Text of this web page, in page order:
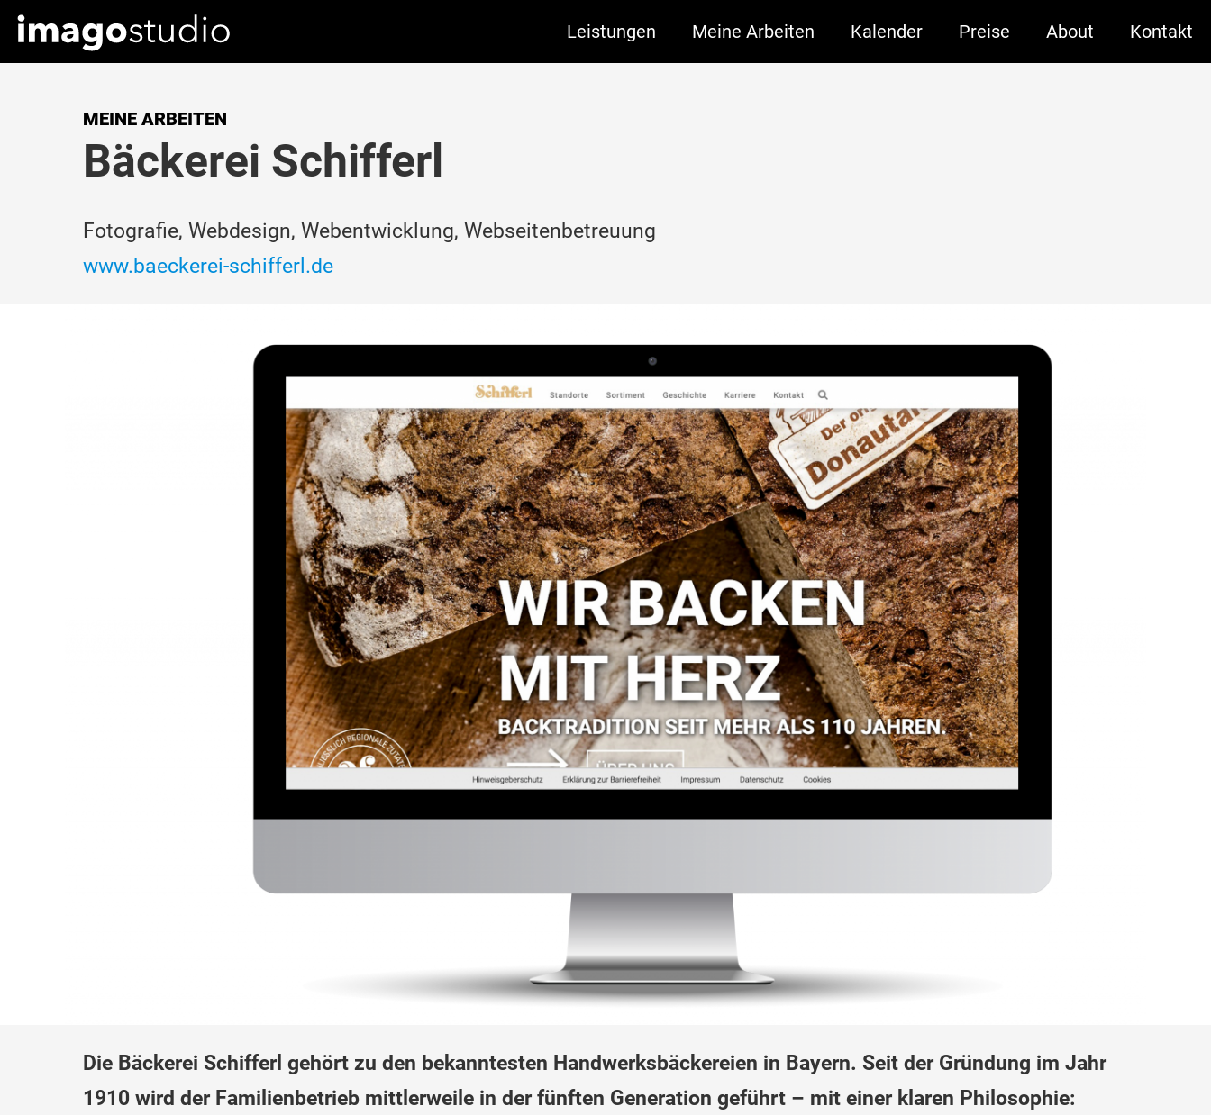
Leistungen Meine Arbeiten Kalender Preise About Kontakt
MEINE ARBEITEN
Bäckerei Schifferl
Fotografie, Webdesign, Webentwicklung, Webseitenbetreuung
www.baeckerei-schifferl.de
Die Bäckerei Schifferl gehört zu den bekanntesten Handwerksbäckereien in Bayern. Seit der Gründung im Jahr
1910 wird der Familienbetrieb mittlerweile in der fünften Generation geführt – mit einer klaren Philosophie: